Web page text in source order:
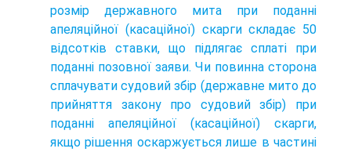
розмір державного мита при поданні
апеляційної (касаційної) скарги складає 50
відсотків ставки, що підлягає сплаті при
поданні позовної заяви. Чи повинна сторона
сплачувати судовий збір (державне мито до
прийняття закону про судовий збір) при
поданні апеляційної (касаційної) скарги,
якщо рішення оскаржується лише в частині